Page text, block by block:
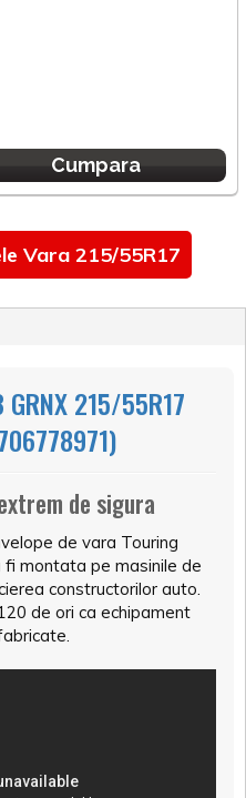
Cumpara
Vara 215/55R17
GRNX 215/55R17
de sigura
de vara Touring
montata pe masinile de
constructorilor auto.
de ori ca echipament